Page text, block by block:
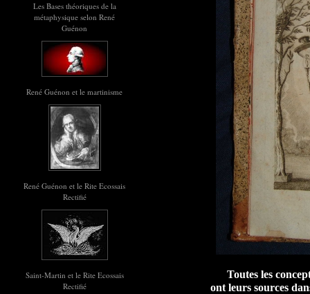
Les Bases théoriques de la
métaphysique selon René
Guénon
René Guénon et le martinisme
René Guénon et le Rite Ecossais
Rectifié
Saint-Martin et le Rite Ecossais
Rectifié
Toutes les
ont leurs sources